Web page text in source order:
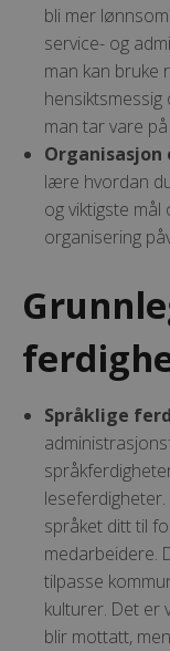
bli mer
service- og
man kan bruke
hensiktsmessig
man tar vare
lære hvordan
og viktigste
organisering
Språklige
språket ditt til
medarbeidere.
tilpasse
kulturer. Det er
blir mottatt,